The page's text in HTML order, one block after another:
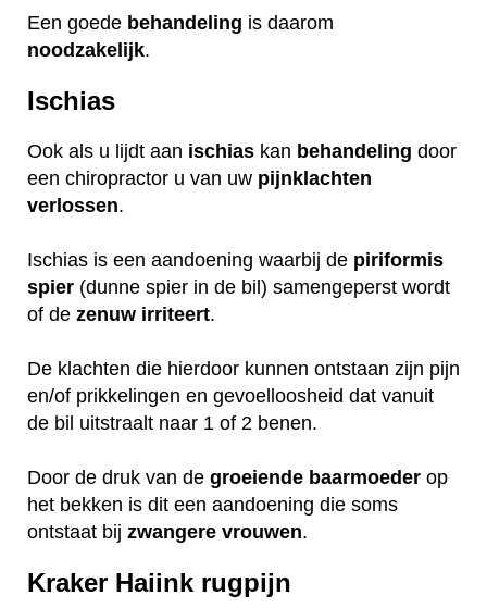
Een goede behandeling is daarom
noodzakelijk.
Ischias
Ook als u lijdt aan ischias kan behandeling door
een chiropractor u van uw pijnklachten
verlossen.
Ischias is een aandoening waarbij de piriformis
spier (dunne spier in de bil) samengeperst wordt
of de zenuw irriteert.
De klachten die hierdoor kunnen ontstaan zijn pijn
en/of prikkelingen en gevoelloosheid dat vanuit
de bil uitstraalt naar 1 of 2 benen.
Door de druk van de groeiende baarmoeder op
het bekken is dit een aandoening die soms
ontstaat bij zwangere vrouwen.
Kraker Haiink rugpijn